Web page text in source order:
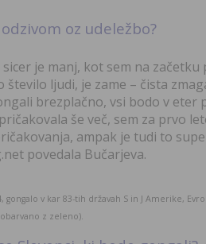
oz udeležbo?
je manj, kot sem na začetku
ljudi, je zame – čista
brezplačno, vsi bodo v eter
še več, sem za prvo
ampak je tudi to
povedala Bučarjeva.
gongalo v kar 83-tih državah S in J Amerike,
z zeleno).